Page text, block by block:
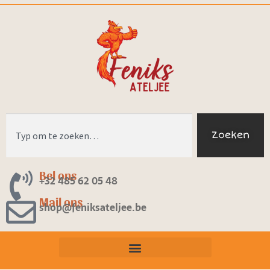
Zoeken
Bel ons
+32 485 62 05 48
Mail ons
shop@feniksateljee.be